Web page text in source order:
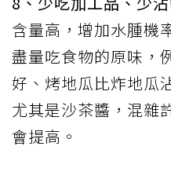
含量高，增加水腫機
盡量吃食物的原味，
好、烤地瓜比炸地瓜
尤其是沙茶醬，混雜
會提高。